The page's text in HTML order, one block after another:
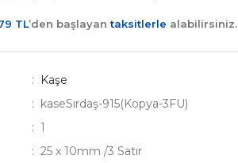
TL’den başlayantaksitlerle alabilirsiniz.
Kaşe
kaseSırdaş-915(Kopya-3FU)
1
25 x 10mm /3 Satır